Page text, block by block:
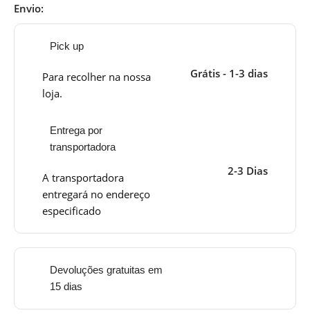
Envio:
Pick up
Para recolher na nossa
loja.
Grátis - 1-3 dias
Entrega por
transportadora
A transportadora
entregará no endereço
especificado
2-3 Dias
Devoluções gratuitas em
15 dias